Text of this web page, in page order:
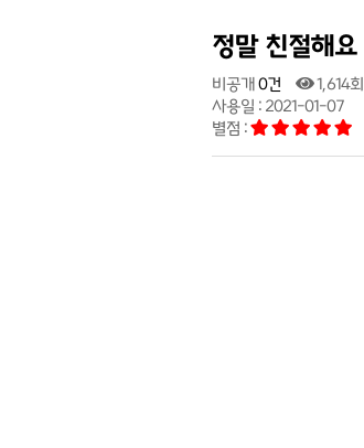
정말 친절해요
비공개0건 1,614회
사용일 : 2021-01-07
별점 :